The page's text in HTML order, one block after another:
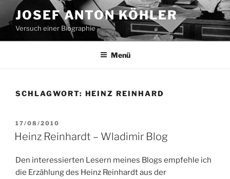
Inhalt
springen
JOSEF ANTON KÖHLER
Versuch einer Biographie
Menü
SCHLAGWORT: HEINZ REINHARD
VERÖFFENTLICHT
AM
17/08/2010
Heinz Reinhardt – Wladimir Blog
Den interessierten Lesern meines Blogs empfehle ich
die Erzählung des Heinz Reinhardt aus der